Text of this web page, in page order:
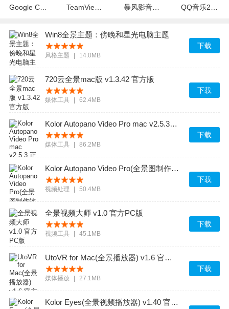
Google Chrome(谷歌浏览器) v67.0.3396.18 中文绿色版 TeamViewer v12.0.88438 精简绿色版 暴风影音mac官方免费下载 v1.1.4 最新版
Win8全景主题：傍晚和星光电脑主题
风格主题 14.0MB
下载
720云全景mac版 v1.3.42 官方版
媒体工具 62.4MB
下载
Kolor Autopano Video Pro mac v2.5.3 正式版
媒体工具 86.2MB
下载
Kolor Autopano Video Pro(全景图制作软件) v1.5.1 官方免费版
视频处理 50.4MB
下载
全景视频大师 v1.0 官方PC版
视频工具 45.1MB
下载
UtoVR for Mac(全景播放器) v1.6 官方最新版
媒体播放 27.1MB
下载
Kolor Eyes(全景视频播放器) v1.40 官方最新版